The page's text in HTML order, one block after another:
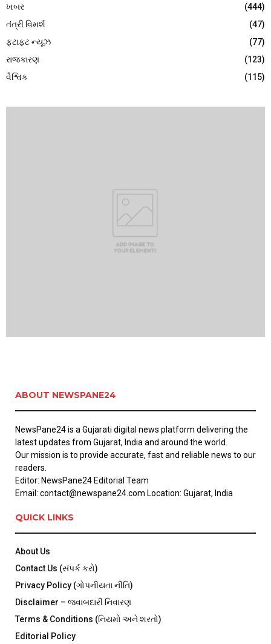
ખબર
(444)
તંત્રી વિમર્શ
(47)
ફટાફટ ન્યૂઝ
(77)
રાજકારણ
(123)
વૈશ્વિક
(115)
ABOUT NEWSPANE24
NewsPane24 is a Gujarati digital news platform delivering the
latest updates from Gujarat, India and around the world.
Our mission is to provide accurate, fast and reliable news to our
readers.
Editor: NewsPane24 Editorial Team
Email: contact@newspane24.com Location: Gujarat, India
QUICK LINKS
About Us
Contact Us (સંપર્ક કરો)
Privacy Policy (ગોપનીયતા નીતિ)
Disclaimer – જવાબદારી નિવારણ
Terms & Conditions (નિયમો અને શરતો)
Editorial Policy